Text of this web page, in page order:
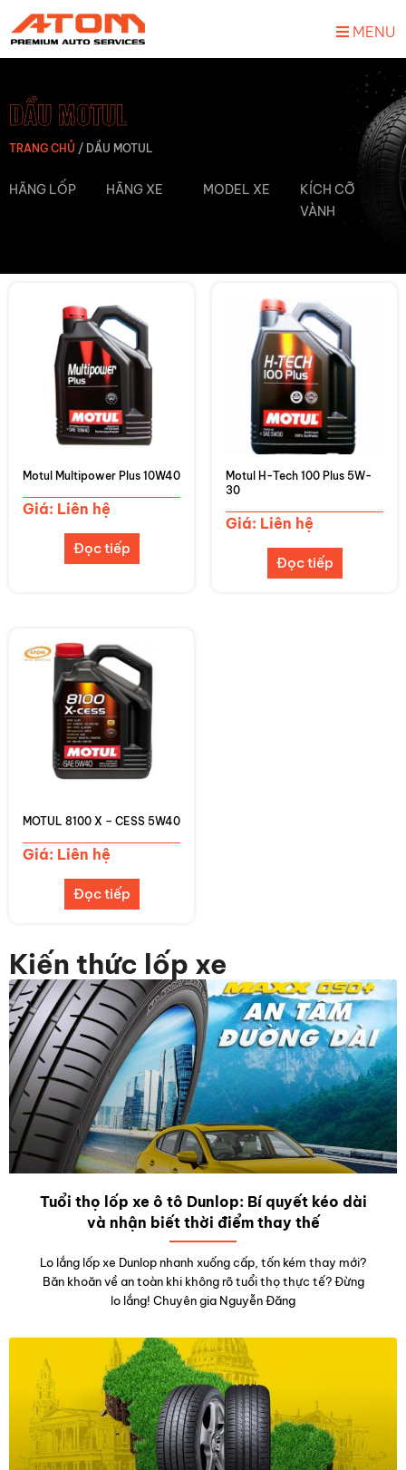
MENU
DẦU MOTUL
TRANG CHỦ / DẦU MOTUL
HÃNG LỐP HÃNG XE MODEL XE
KÍCH CỠ
VÀNH
Motul Multipower Plus 10W40
Giá: Liên hệ
Đọc tiếp
Motul H-Tech 100 Plus 5W-
30
Giá: Liên hệ
Đọc tiếp
MOTUL 8100 X – CESS 5W40
Giá: Liên hệ
Đọc tiếp
Kiến thức lốp xe
Tuổi thọ lốp xe ô tô Dunlop: Bí quyết kéo dài
và nhận biết thời điểm thay thế
Lo lắng lốp xe Dunlop nhanh xuống cấp, tốn kém thay mới?
Băn khoăn về an toàn khi không rõ tuổi thọ thực tế? Đừng
lo lắng! Chuyên gia Nguyễn Đăng